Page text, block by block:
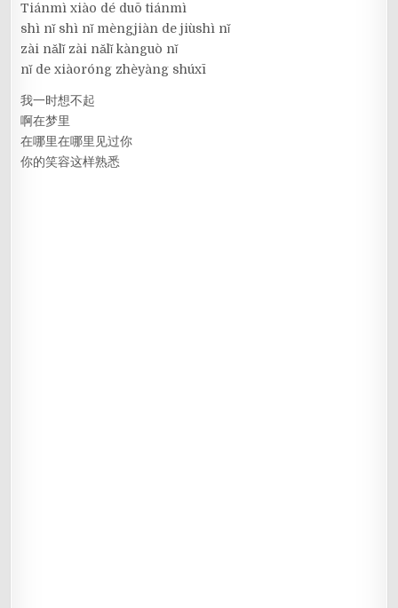
Tiánmì xiào dé duō tiánmì
shì nǐ shì nǐ mèngjiàn de jiùshì nǐ
zài nǎlǐ zài nǎlǐ kànguò nǐ
nǐ de xiàoróng zhèyàng shúxī
我一时想不起
啊在梦里
在哪里在哪里见过你
你的笑容这样熟悉